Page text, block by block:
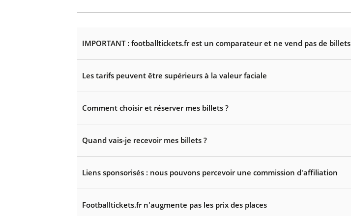
IMPORTANT : footballtickets.fr est un comparateur et ne vend pas de billets
Les tarifs peuvent être supérieurs à la valeur faciale
Comment choisir et réserver mes billets ?
Quand vais-je recevoir mes billets ?
Liens sponsorisés : nous pouvons percevoir une commission d'affiliation
Footballtickets.fr n'augmente pas les prix des places